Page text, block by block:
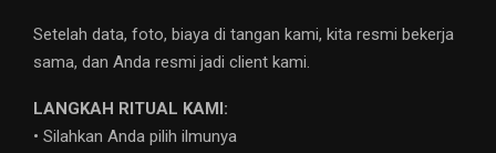
Setelah data, foto, biaya di tangan kami, kita resmi bekerja
sama, dan Anda resmi jadi client kami.
LANGKAH RITUAL KAMI:
• Silahkan Anda pilih ilmunya